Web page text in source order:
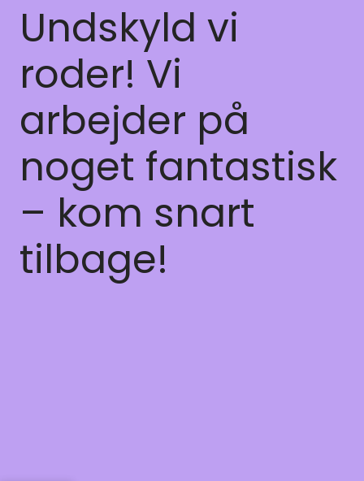
Undskyld vi
roder! Vi
arbejder på
noget fantastisk
– kom snart
tilbage!